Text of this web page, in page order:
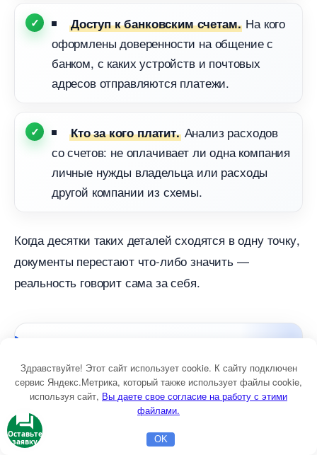
Доступ к банковским счетам. На кого
оформлены доверенности на общение с
анком, с каких устройств и почтовых
адресов отправляются платежи.
Кто за кого платит.Анализ расходо
со счетов: не оплачивает ли одна компания
личные нужды владельца или расходы
другой компании из схемы.
Когда десятки таких деталей сходятся в одну точку,
документы перестают что-либо значить —
реальность говорит сама за себя.
Здравствуйте! Этот сайт использует cookie. К сайту подключен
сервис Яндекс.Метрика, который также использует файлы cookie,
используя сайт, ы даете свое согласие на работу с этими
файлами.
OK
Оставьте
заявку